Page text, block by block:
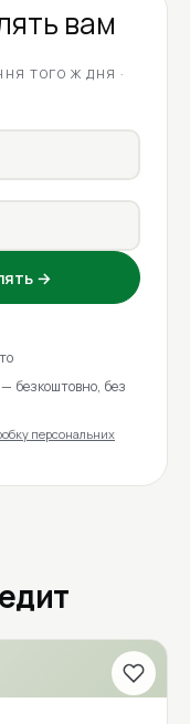
вам
ТОГО Ж ДНЯ ·
→
безкоштовно, без
персональних